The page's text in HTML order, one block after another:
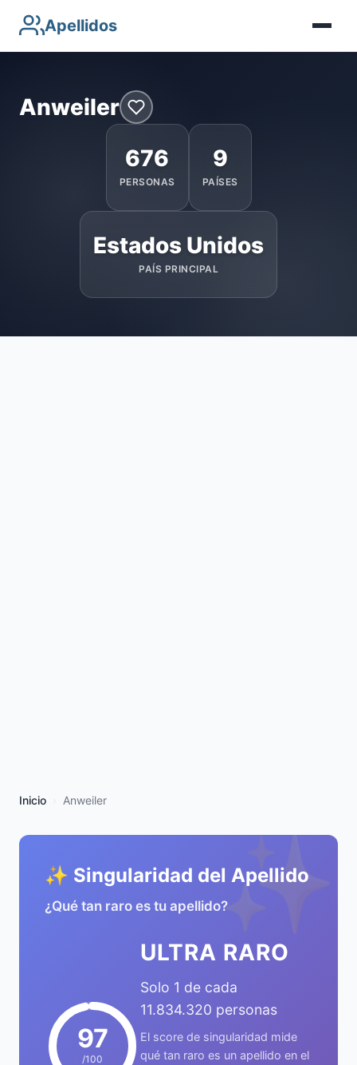
Apellidos
Anweiler
676
PERSONAS
9
PAÍSES
Estados Unidos
PAÍS PRINCIPAL
Inicio Anweiler
✨
✨ Singularidad del Apellido
¿Qué tan raro es tu apellido?
97
/100
ULTRA RARO
Solo 1 de cada
11.834.320 personas
El score de singularidad mide
qué tan raro es un apellido en el